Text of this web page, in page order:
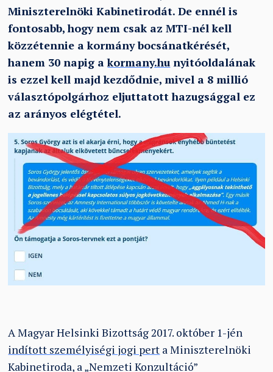
Miniszterelnöki Kabinetirodát. De ennél is
fontosabb, hogy nem csak az MTI-nél kell
közzétennie a kormány bocsánatkérését,
hanem 30 napig akormany.hu nyitóoldalának
is ezzel kell majd kezdődnie, mivel a 8 millió
választópolgárhoz eljuttatott hazugsággal ez
az arányos elégtétel.
A Magyar Helsinki Bizottság 2017. október 1-jén
indított személyiségi jogi pert a Miniszterelnöki
Kabinetiroda, a „Nemzeti Konzultáció”